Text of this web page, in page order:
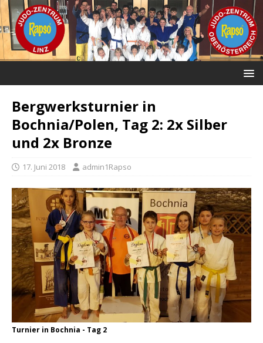
Bergwerksturnier in
Bochnia/Polen, Tag 2: 2x Silber
und 2x Bronze
17. Juni 2018 admin1Rapso
Turnier in Bochnia - Tag 2